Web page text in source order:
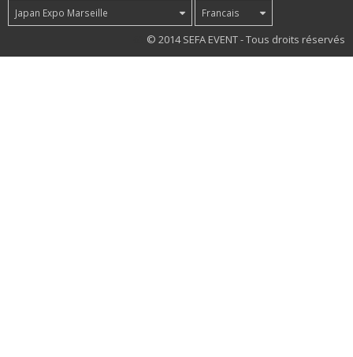
Japan Expo Marseille Francais
© 2014 SEFA EVENT - Tous droits réservés